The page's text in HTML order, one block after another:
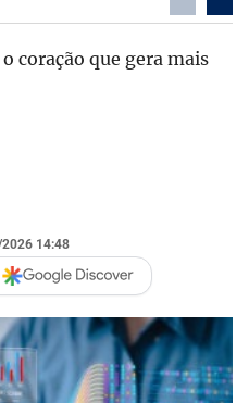
coração que gera mais
14:48